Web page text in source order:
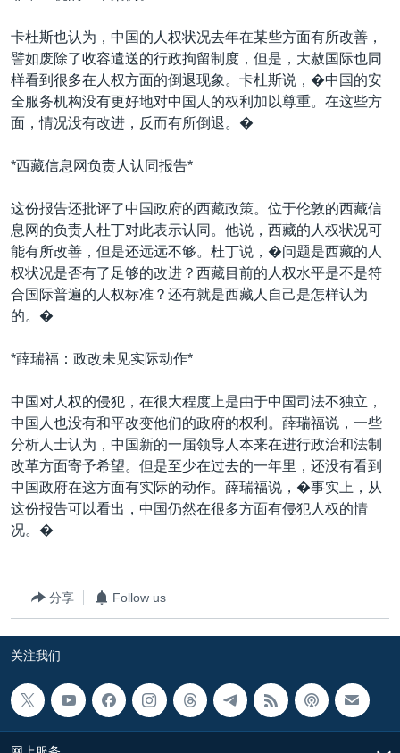
卡杜斯也认为，中国的人权状况去年在某些方面有所改善，
譬如废除了收容遣送的行政拘留制度，但是，大赦国际也同
样看到很多在人权方面的倒退现象。卡杜斯说，�中国的安
全服务机构没有更好地对中国人的权利加以尊重。在这些方
面，情况没有改进，反而有所倒退。�
*西藏信息网负责人认同报告*
这份报告还批评了中国政府的西藏政策。位于伦敦的西藏信
息网的负责人杜丁对此表示认同。他说，西藏的人权状况可
能有所改善，但是还远远不够。杜丁说，�问题是西藏的人
权状况是否有了足够的改进？西藏目前的人权水平是不是符
合国际普遍的人权标准？还有就是西藏人自己是怎样认为
的。�
*薛瑞福：政改未见实际动作*
中国对人权的侵犯，在很大程度上是由于中国司法不独立，
中国人也没有和平改变他们的政府的权利。薛瑞福说，一些
分析人士认为，中国新的一届领导人本来在进行政治和法制
改革方面寄予希望。但是至少在过去的一年里，还没有看到
中国政府在这方面有实际的动作。薛瑞福说，�事实上，从
这份报告可以看出，中国仍然在很多方面有侵犯人权的情
况。�
分享 Follow us
关注我们